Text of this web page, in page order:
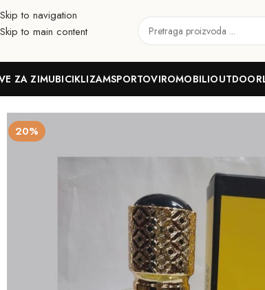
Skip to navigation
Skip to main content
ZA ZIMUBICIKLIZAMSPORTOVIROMOBILIOUTDOOR
20%